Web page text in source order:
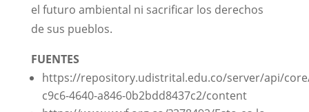
el futuro ambiental ni sacrificar los derechos
de sus pueblos.
FUENTES
https://repository.udistrital.edu.co/server/api/
c9c6-4640-a846-0b2bdd8437c2/content